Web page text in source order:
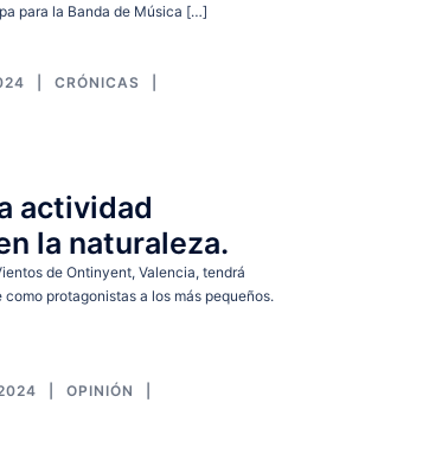
para la Banda de Música […]
CRÓNICAS
actividad
la naturaleza.
de Ontinyent, Valencia, tendrá
protagonistas a los más pequeños.
OPINIÓN